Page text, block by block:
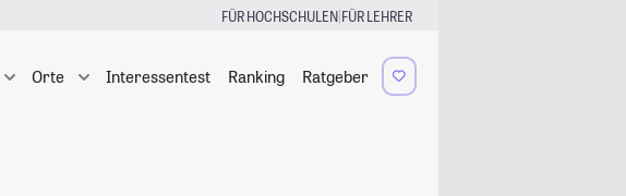
FÜR HOCHSCHULEN|FÜR LEHRER
Orte Interessentest Ranking Ratgeber